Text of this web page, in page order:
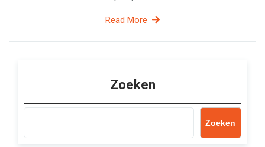
Read More
Zoeken
Zoeken